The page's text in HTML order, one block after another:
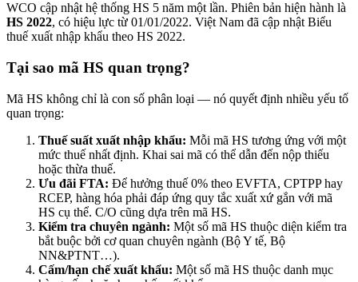
WCO cập nhật hệ thống HS 5 năm một lần. Phiên bản hiện hành là
HS 2022, có hiệu lực từ 01/01/2022. Việt Nam đã cập nhật Biểu
thuế xuất nhập khẩu theo HS 2022.
Tại sao mã HS quan trọng?
Mã HS không chỉ là con số phân loại — nó quyết định nhiều yếu tố
quan trọng:
Thuế suất xuất nhập khẩu: Mỗi mã HS tương ứng với một
mức thuế nhất định. Khai sai mã có thể dẫn đến nộp thiếu
hoặc thừa thuế.
Ưu đãi FTA: Để hưởng thuế 0% theo EVFTA, CPTPP hay
RCEP, hàng hóa phải đáp ứng quy tắc xuất xứ gắn với mã
HS cụ thể. C/O cũng dựa trên mã HS.
Kiểm tra chuyên ngành: Một số mã HS thuộc diện kiểm tra
bắt buộc bởi cơ quan chuyên ngành (Bộ Y tế, Bộ
NN&PTNT…).
Cấm/hạn chế xuất khẩu: Một số mã HS thuộc danh mục